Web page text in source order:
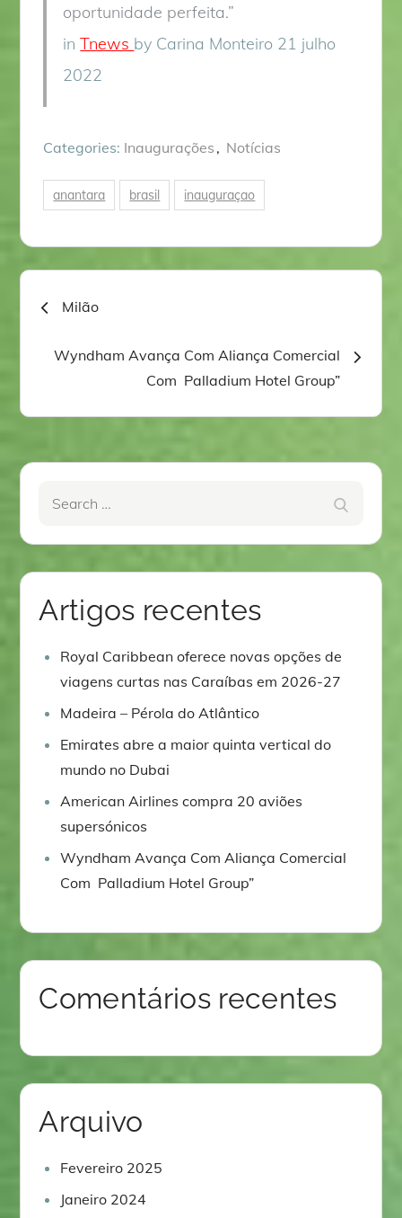
oportunidade perfeita.”
inTnews by Carina Monteiro 21 julho
2022
Categories: Inaugurações Notícias
anantara brasil inauguraçao
Navegação
de
artigos
Milão
Wyndham Avança Com Aliança Comercial
Com Palladium Hotel Group”
Artigos recentes
Royal Caribbean oferece novas opções de
viagens curtas nas Caraíbas em 2026-27
Madeira – Pérola do Atlântico
Emirates abre a maior quinta vertical do
mundo no Dubai
American Airlines compra 20 aviões
supersónicos
Wyndham Avança Com Aliança Comercial
Com Palladium Hotel Group”
Comentários recentes
Arquivo
Fevereiro 2025
Janeiro 2024